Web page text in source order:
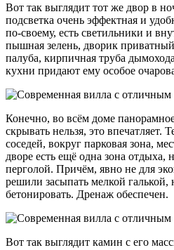
Вот так выглядит тот же двор в
подсветка очень эффектная и
по-своему, есть светильники и
пышная зелень, дворик
палуба, кирпичная труба
кухни придают ему особое
Конечно, во всём доме
скрывать нельзя, это впечатляет.
соседей, вокруг парковая зона,
дворе есть ещё одна зона отдыха,
перголой. Причём, явно не для
решили засыпать мелкой галькой,
бетонировать. Дренаж обеспечен.
Вот так выглядит камин с его